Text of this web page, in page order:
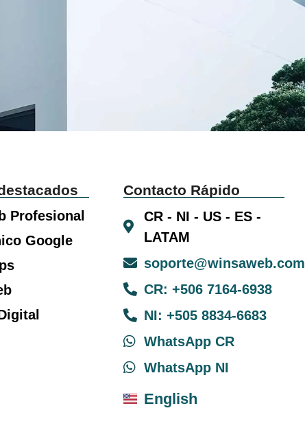
Profesional
Google
Contacto Rápido
CR - NI - US - ES -
LATAM
soporte@winsaweb.com
CR: +506 7164-6938
NI: +505 8834-6683
WhatsApp CR
WhatsApp NI
English